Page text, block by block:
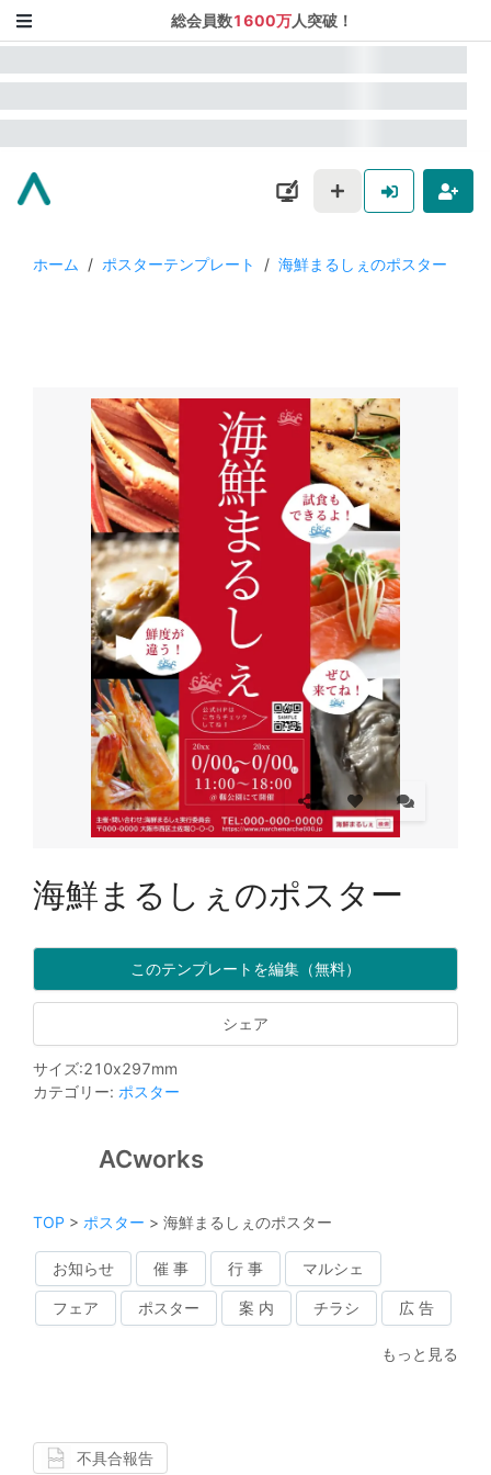
総会員数1600万人突破！
ホーム / ポスターテンプレート / 海鮮まるしぇのポスター
海鮮まるしぇのポスター
このテンプレートを編集（無料）
シェア
サイズ:210x297mm
カテゴリー: ポスター
ACworks
TOP > ポスター > 海鮮まるしぇのポスター
お知らせ 催 事 行 事 マルシェ
フェア ポスター 案 内 チラシ 広 告
もっと見る
不具合報告